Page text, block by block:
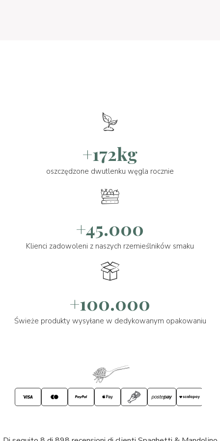
+172kg
oszczędzone dwutlenku węgla rocznie
+45.000
Klienci zadowoleni z naszych rzemieślników smaku
+100.000
Świeże produkty wysyłane w dedykowanym opakowaniu